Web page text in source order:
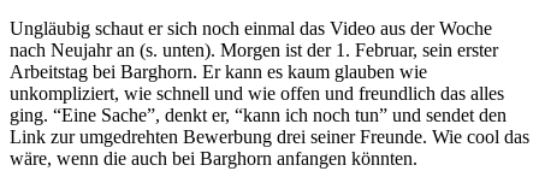
Ungläubig schaut er sich noch einmal das Video aus der Woche
nach Neujahr an (s. unten). Morgen ist der 1. Februar, sein erster
Arbeitstag bei Barghorn. Er kann es kaum glauben wie
unkompliziert, wie schnell und wie offen und freundlich das alles
ging. “Eine Sache”, denkt er, “kann ich noch tun” und sendet den
Link zur umgedrehten Bewerbung drei seiner Freunde. Wie cool das
wäre, wenn die auch bei Barghorn anfangen könnten.